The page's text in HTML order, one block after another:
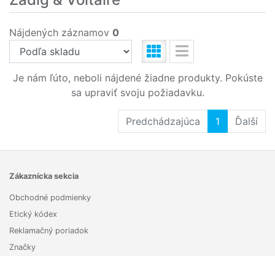
Nájdených záznamov 0
Je nám ľúto, neboli nájdené žiadne produkty. Pokúste
sa upraviť svoju požiadavku.
Predchádzajúca 1 Ďalší
Zákaznícka sekcia
Obchodné podmienky
Etický kódex
Reklamačný poriadok
Značky